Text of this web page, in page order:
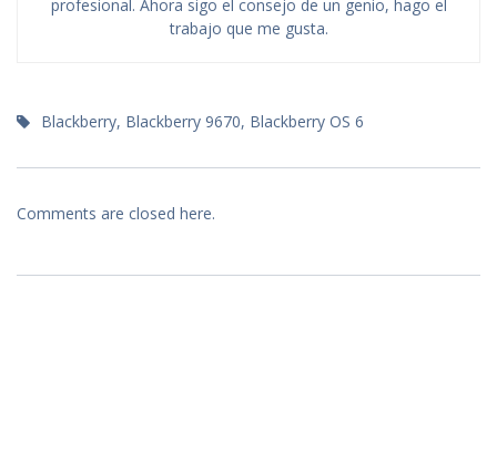
profesional. Ahora sigo el consejo de un genio, hago el
trabajo que me gusta.
Blackberry, Blackberry 9670, Blackberry OS 6
Comments are closed here.